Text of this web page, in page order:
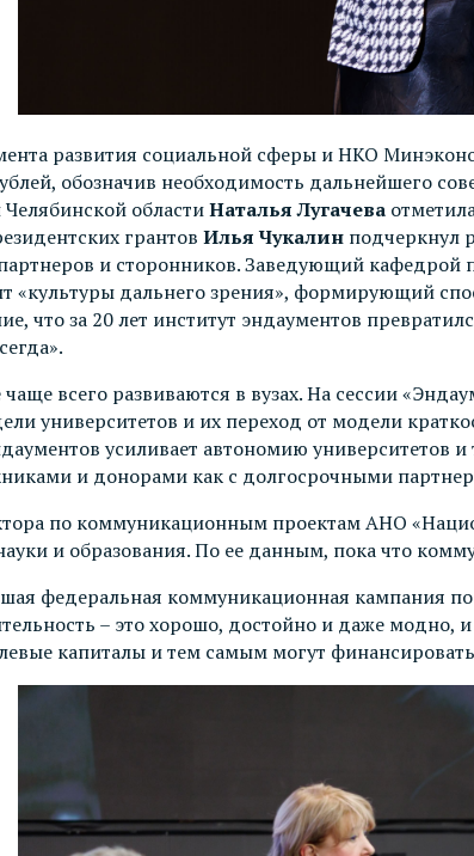
развития социальной сферы и НКО
обозначив необходимость дальнейшего
областиНаталья Лугачева
грантов Илья Чукалин подчеркнул
партнеров и сторонников. Заведующий
«культуры дальнего зрения», формирующий
что за 20 лет институт эндаументов
всего развиваются в вузах. На сессии
университетов и их переход от модели
усиливает автономию университетов
и донорами как с долгосрочными
по коммуникационным проектам АНО
и образования. По ее данным, пока что
федеральная коммуникационная кампания
– это хорошо, достойно и даже
капиталы и тем самым могут